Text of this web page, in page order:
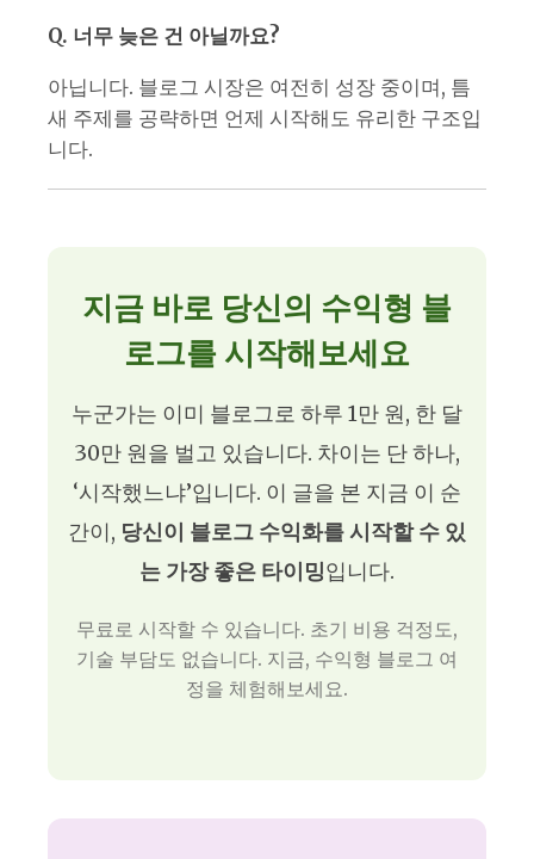
Q. 너무 늦은 건 아닐까요?
아닙니다. 블로그 시장은 여전히 성장 중이며, 틈
새 주제를 공략하면 언제 시작해도 유리한 구조입
니다.
지금 바로 당신의 수익형 블
로그를 시작해보세요
누군가는 이미 블로그로 하루 1만 원, 한 달
30만 원을 벌고 있습니다. 차이는 단 하나,
‘시작했느냐’입니다. 이 글을 본 지금 이 순
간이, 당신이 블로그 수익화를 시작할 수 있
는 가장 좋은 타이밍입니다.
무료로 시작할 수 있습니다. 초기 비용 걱정도,
기술 부담도 없습니다. 지금, 수익형 블로그 여
정을 체험해보세요.